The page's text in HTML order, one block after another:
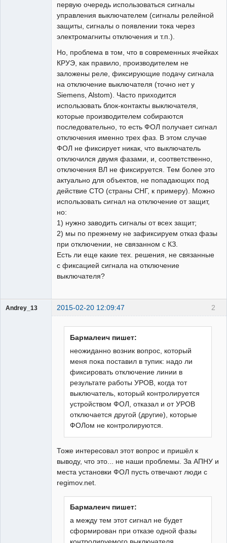
первую очередь использоваться сигналы
управления выключателем (сигналы релейной
защиты, сигналы о появлении тока через
электромагниты отключения и т.п.).
Но, проблема в том, что в современных ячейках
КРУЭ, как правило, производителем не
заложены реле, фиксирующие подачу сигнала
на отключение выключателя (точно нет у
Siemens, Alstom). Часто приходится
использовать блок-контакты выключателя,
которые производителем собираются
последовательно, то есть ФОЛ получает сигнал
отключения именно трех фаз. В этом случае
ФОЛ не фиксирует никак, что выключатель
отключился двумя фазами, и, соответственно,
отключения ВЛ не фиксируется. Тем более это
актуально для объектов, не попадающих под
действие СТО (страны СНГ, к примеру). Можно
использовать сигнал на отключение от защит,
но:
1) нужно заводить сигналы от всех защит;
2) мы по прежнему не зафиксируем отказ фазы
при отключении, не связанном с КЗ.
Есть ли еще какие тех. решения, не связанные
с фиксацией сигнала на отключение
выключателя?
2
Andrey_13 2015-02-20 12:09:47
Бармалеич пишет:
неожиданно возник вопрос, который
меня пока поставил в тупик: надо ли
фиксировать отключение линии в
результате работы УРОВ, когда тот
выключатель, который контролируется
устройством ФОЛ, отказал и от УРОВ
отключается другой (другие), которые
ФОЛом не контролируются.
Тоже интересовал этот вопрос и пришёл к
выводу, что это... не наши проблемы. За АПНУ и
места установки ФОЛ пусть отвечают люди с
regimov.net.
Бармалеич пишет:
а между тем этот сигнал не будет
сформирован при отказе одной фазы